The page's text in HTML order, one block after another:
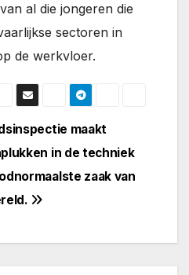
al die jongeren die
sectoren in
de werkvloer.
maakt
in de techniek
zaak van